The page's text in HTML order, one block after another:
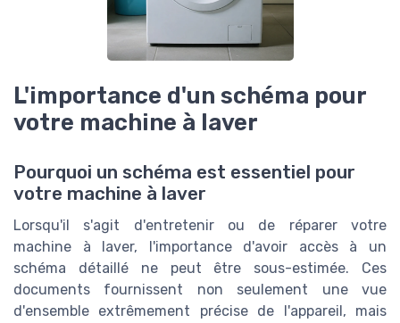
L'importance d'un schéma pour
votre machine à laver
Pourquoi un schéma est essentiel pour
votre machine à laver
Lorsqu'il s'agit d'entretenir ou de réparer votre
machine à laver, l'importance d'avoir accès à un
schéma détaillé ne peut être sous-estimée. Ces
documents fournissent non seulement une vue
d'ensemble extrêmement précise de l'appareil, mais